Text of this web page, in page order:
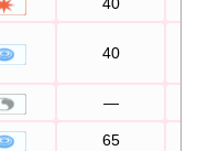
40
40
—
65